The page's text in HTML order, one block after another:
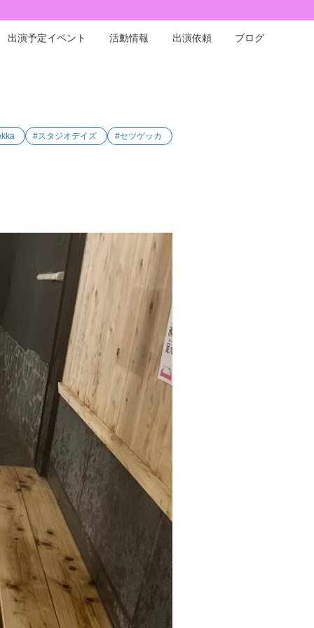
出演予定イベント 活動情報 出演依頼 ブログ
#スタジオデイズ #セツゲッカ